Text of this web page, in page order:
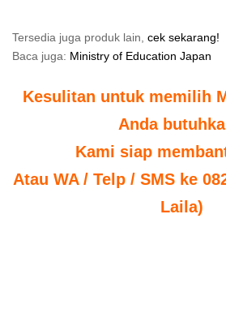
Tersedia juga produk lain, cek sekarang!
Baca juga: Ministry of Education Japan
Kesulitan untuk memilih
Anda
Kami siap
Atau WA / Telp / SMS ke
Laila)